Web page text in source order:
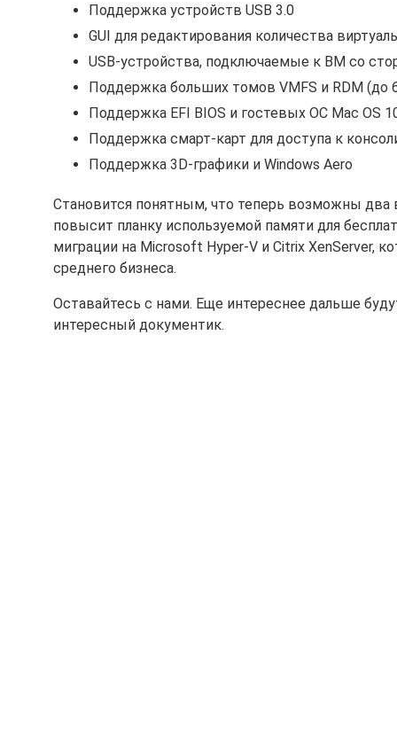
Поддержка устройств USB 3.0
GUI для редактирования количества
USB-устройства, подключаемые к ВМ со
Поддержка больших томов VMFS и RDM (до
Поддержка EFI BIOS и гостевых ОС Mac OS
Поддержка смарт-карт для доступа к
Поддержка 3D-графики и Windows Aero
Становится понятным, что теперь возможны два
повысит планку используемой памяти для
миграции на Microsoft Hyper-V и Citrix XenServer,
среднего бизнеса.
Оставайтесь с нами. Еще интереснее дальше
интересный документик.